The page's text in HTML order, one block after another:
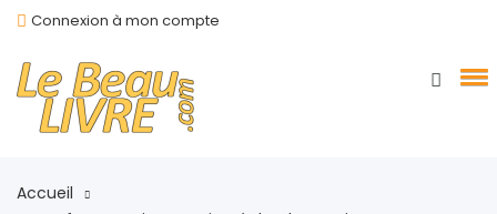
Connexion à mon compte
Accueil